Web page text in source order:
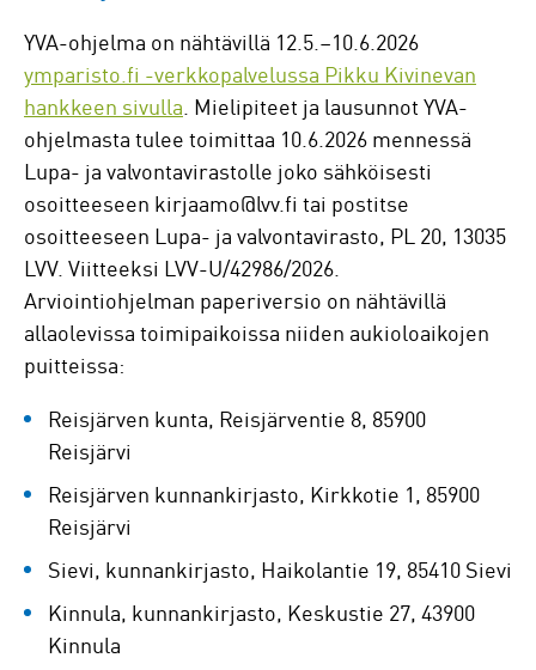
YVA-ohjelma on nähtävillä 12.5.–10.6.2026
ymparisto.fi -verkkopalvelussa Pikku Kivinevan
hankkeen sivulla . Mielipiteet ja lausunnot YVA-
ohjelmasta tulee toimittaa 10.6.2026 mennessä
Lupa- ja valvontavirastolle joko sähköisesti
osoitteeseen kirjaamo@lvv.fi tai postitse
osoitteeseen Lupa- ja valvontavirasto, PL 20, 13035
LVV. Viitteeksi LVV-U/42986/2026.
Arviointiohjelman paperiversio on nähtävillä
allaolevissa toimipaikoissa niiden aukioloaikojen
puitteissa:
Reisjärven kunta, Reisjärventie 8, 85900
Reisjärvi
Reisjärven kunnankirjasto, Kirkkotie 1, 85900
Reisjärvi
Sievi, kunnankirjasto, Haikolantie 19, 85410 Sievi
Kinnula, kunnankirjasto, Keskustie 27, 43900
Kinnula